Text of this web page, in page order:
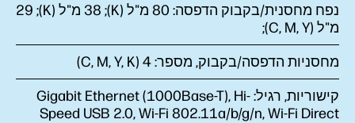
נפח מחסנית/בקבוק הדפסה:
80 מ"ל (K); 38 מ"ל (K); 29
מ"ל (C, M, Y);
מחסניות הדפסה/בקבוק, מספר:4 (C, M, Y, K)
קישוריות, רגיל:Gigabit Ethernet (1000Base-T), Hi-
Speed USB 2.0, Wi-Fi 802.11a/b/g/n, Wi-Fi Direct